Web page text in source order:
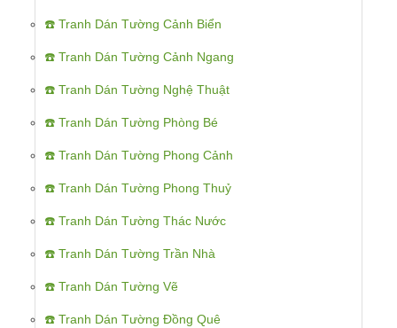
☎️ Tranh Dán Tường Cảnh Biển
☎️ Tranh Dán Tường Cảnh Ngang
☎️ Tranh Dán Tường Nghệ Thuật
☎️ Tranh Dán Tường Phòng Bé
☎️ Tranh Dán Tường Phong Cảnh
☎️ Tranh Dán Tường Phong Thuỷ
☎️ Tranh Dán Tường Thác Nước
☎️ Tranh Dán Tường Trần Nhà
☎️ Tranh Dán Tường Vẽ
☎️ Tranh Dán Tường Đồng Quê